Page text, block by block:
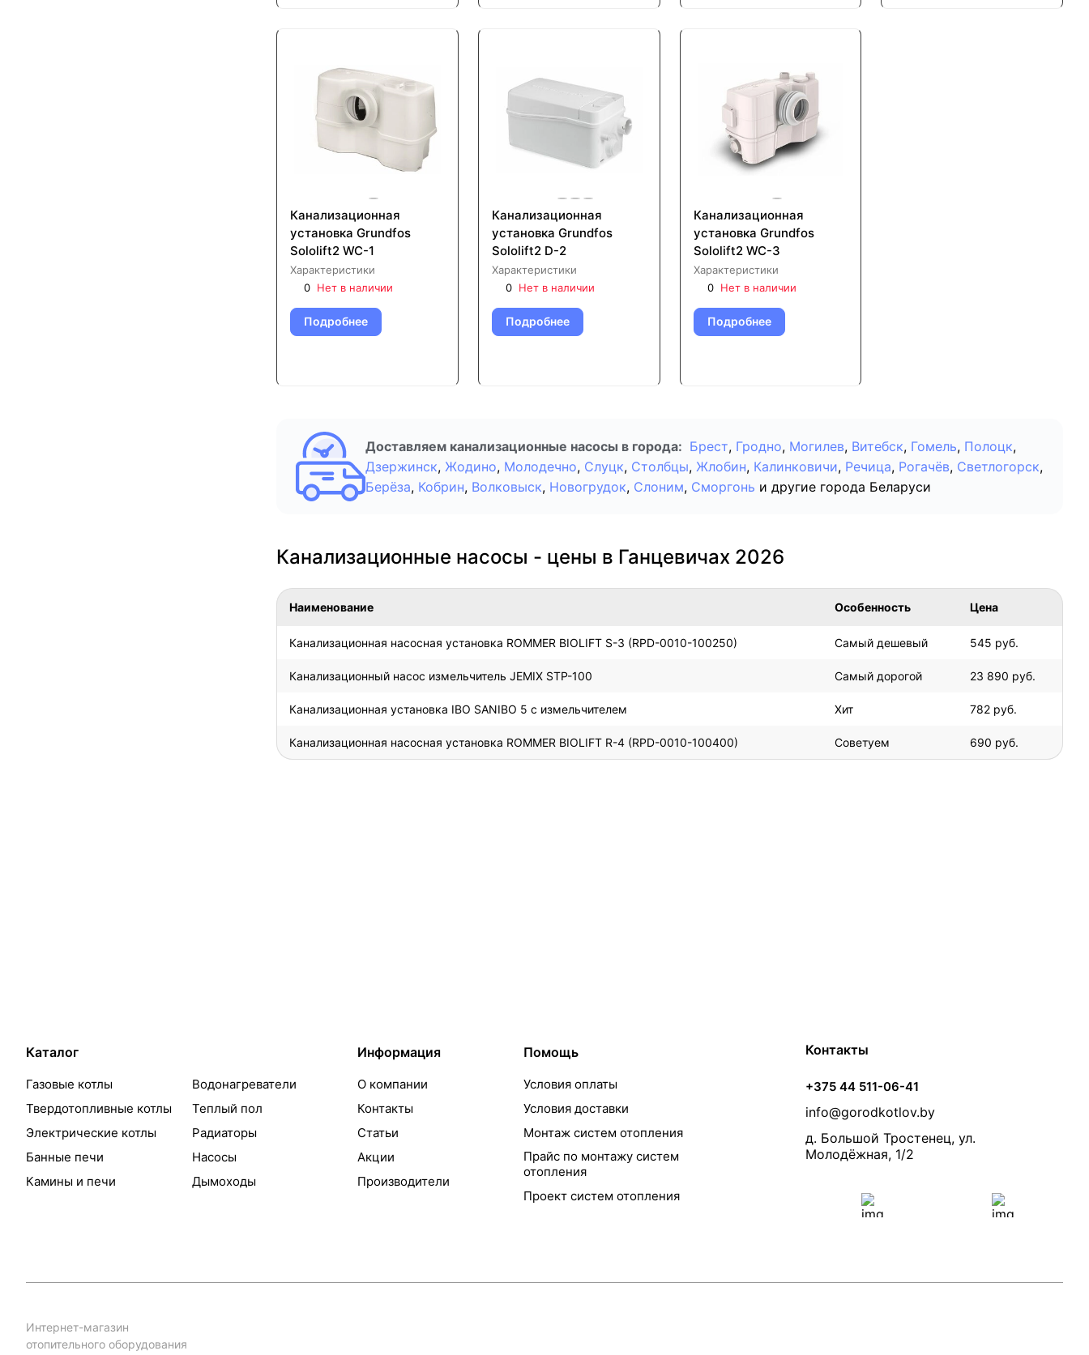
Канализационная
установка Grundfos
Sololift2 WC-1
Характеристики
0 Нет в наличии
Подробнее
Канализационная
установка Grundfos
Sololift2 D-2
Характеристики
0 Нет в наличии
Подробнее
Канализационная
установка Grundfos
Sololift2 WC-3
Характеристики
0 Нет в наличии
Подробнее
Доставляем канализационные насосы в города: Брест, Гродно, Могилев, Витебск, Гомель, Полоцк,
Дзержинск, Жодино, Молодечно, Слуцк, Столбцы, Жлобин, Калинковичи, Речица, Рогачёв, Светлогорск,
Берёза, Кобрин, Волковыск, Новогрудок, Слоним, Сморгонь и другие города Беларуси
Канализационные насосы - цены в Ганцевичах 2026
Наименование Особенность Цена
Канализационная насосная установка ROMMER BIOLIFT S-3 (RPD-0010-100250) Самый дешевый 545 руб.
Канализационный насос измельчитель JEMIX STP-100 Самый дорогой 23 890 руб.
Канализационная установка IBO SANIBO 5 с измельчителем Хит 782 руб.
Канализационная насосная установка ROMMER BIOLIFT R-4 (RPD-0010-100400) Советуем 690 руб.
Каталог
Газовые котлы
Твердотопливные котлы
Электрические котлы
Банные печи
Камины и печи
Водонагреватели
Теплый пол
Радиаторы
Насосы
Дымоходы
Информация
О компании
Контакты
Статьи
Акции
Производители
Помощь
Условия оплаты
Условия доставки
Монтаж систем отопления
Прайс по монтажу систем
отопления
Проект систем отопления
Контакты
+375 44 511-06-41
info@gorodkotlov.by
д. Большой Тростенец, ул.
Молодёжная, 1/2
Интернет-магазин
отопительного оборудования